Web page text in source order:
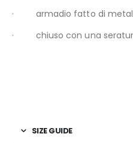
· armadio fatto di
· chiuso con una
SIZE GUIDE